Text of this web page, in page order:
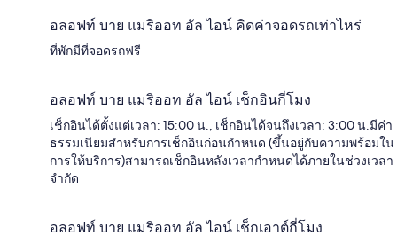
อลอฟท์ บาย แมริออท อัล ไอน์ คิดค่าจอดรถเท่าไหร่
ที่พักมีที่จอดรถฟรี
อลอฟท์ บาย แมริออท อัล ไอน์ เช็กอินกี่โมง
เช็กอินได้ตั้งแต่เวลา: 15:00 น., เช็กอินได้จนถึงเวลา: 3:00 น.มีค่า
ธรรมเนียมสำหรับการเช็กอินก่อนกำหนด (ขึ้นอยู่กับความพร้อมใน
การให้บริการ)สามารถเช็กอินหลังเวลากำหนดได้ภายในช่วงเวลา
จำกัด
อลอฟท์ บาย แมริออท อัล ไอน์ เช็กเอาต์กี่โมง